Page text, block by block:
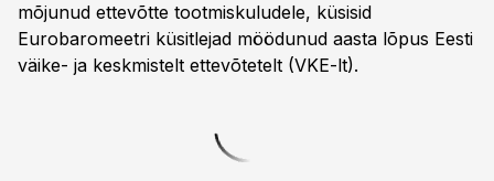
mõjunud ettevõtte tootmiskuludele, küsisid
Eurobaromeetri küsitlejad möödunud aasta lõpus Eesti
väike- ja keskmistelt ettevõtetelt (VKE-lt).